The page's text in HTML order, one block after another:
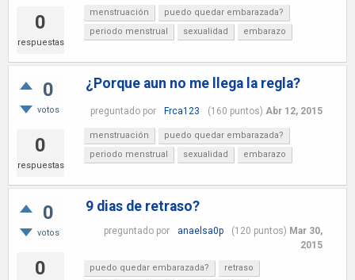
0
respuestas
menstruación
puedo quedar embarazada?
periodo menstrual
sexualidad embarazo
0
votos
0
respuestas
¿Porque aun no me llega la regla?
preguntado por Frca123 (160 puntos) Abr 12, 2015
menstruación
puedo quedar embarazada?
periodo menstrual
sexualidad embarazo
0
votos
0
9 dias de retraso?
preguntado por anaelsa0p (120 puntos) Mar 30,
2015
puedo quedar embarazada?
retraso